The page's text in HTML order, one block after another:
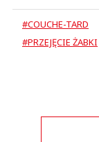
#COUCHE-TARD
#PRZEJĘCIE ŻABKI